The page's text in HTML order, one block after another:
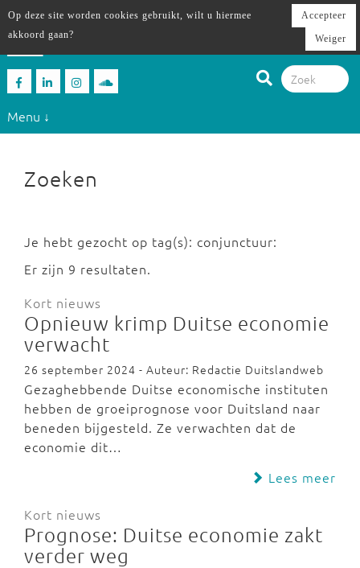
Menu ↓
Zoeken
Je hebt gezocht op tag(s): conjunctuur:
Er zijn 9 resultaten.
Kort nieuws
Opnieuw krimp Duitse economie
verwacht
26 september 2024 - Auteur: Redactie Duitslandweb
Gezaghebbende Duitse economische instituten
hebben de groeiprognose voor Duitsland naar
beneden bijgesteld. Ze verwachten dat de
economie dit…
Lees meer
Kort nieuws
Prognose: Duitse economie zakt
verder weg
Op deze site worden cookies gebruikt, wilt u hiermee
akkoord gaan?
Accepteer
Weiger